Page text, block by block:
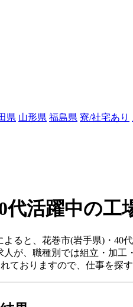
県 山形県 福島県 寮/社宅あり
代活躍中の工
ると、花巻市(岩手県)・40
が、職種別では組立・加工
ておりますので、仕事を探